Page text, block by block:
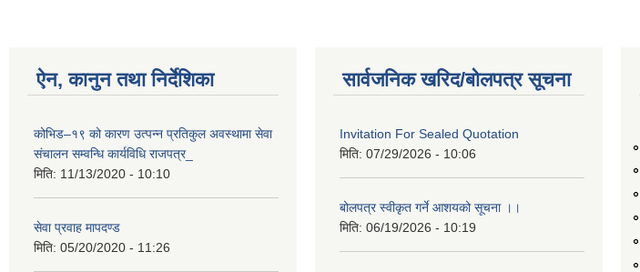
ऐन, कानुन तथा निर्देशिका
कोभिड–१९ को कारण उत्पन्न प्रतिकुल अवस्थामा सेवा
संचालन सम्वन्धि कार्यविधि राजपत्र_
मिति: 11/13/2020 - 10:10
सेवा प्रवाह मापदण्ड
मिति: 05/20/2020 - 11:26
सार्वजनिक खरिद/बोलपत्र सूचना
Invitation For Sealed Quotation
मिति: 07/29/2026 - 10:06
बोलपत्र स्वीकृत गर्ने आशयको सूचना ।।
मिति: 06/19/2026 - 10:19